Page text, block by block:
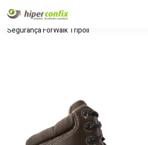
Início Loja Hipertintas
Segurança ForWalk Tripoli